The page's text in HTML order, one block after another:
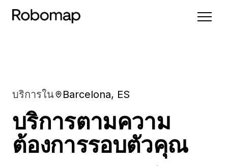
บริการใน Barcelona, ES
บริการตามความ
ต้องการรอบตัวคุณ